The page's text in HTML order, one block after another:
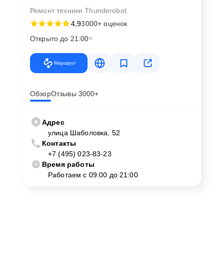
Ремонт техники Thunderobot
4,93000+ оценок
Открыто до 21:00
Маршрут
ОбзорОтзывы 3000+
Адрес
улица Шаболовка, 52
Контакты
+7 (495) 023-83-23
Время работы
Работаем с 09:00 до 21:00